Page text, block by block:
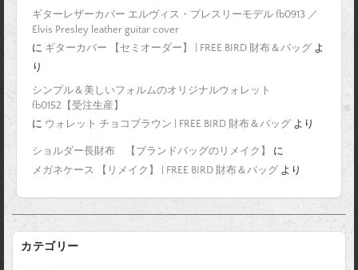
ギターレザーカバー エルヴィス・プレスリーモデル fb0913 ／
Elvis Presley leather guitar cover
に ギターカバー 【セミオーダー】 | FREE BIRD 財布＆バッグ よ
り
シンプル＆美しいフォルムのオリジナルウォレット
fb0152【受注生産】
に ウォレット チョコブラウン | FREE BIRD 財布＆バッグ より
ショルダー長財布 【ブランドバッグのリメイク】
に
メガネケース 【リメイク】 | FREE BIRD 財布＆バッグ より
カテゴリー